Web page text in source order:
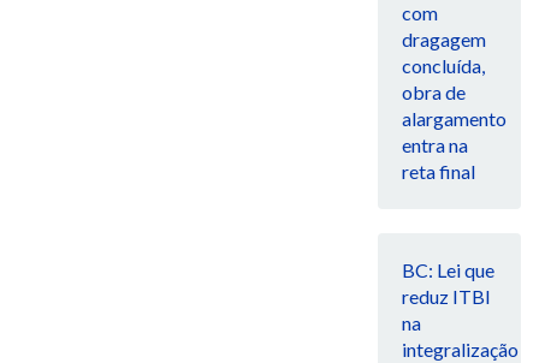
com
dragagem
concluída,
obra de
alargamento
entra na
reta final
BC: Lei que
reduz ITBI
na
integralização